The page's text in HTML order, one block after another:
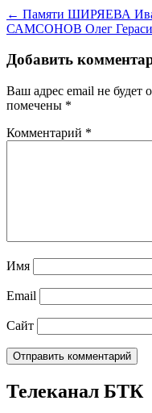
← Памяти ШИРЯЕВА
САМСОНОВ Олег
Добавить
Ваш адрес email не будет
помечены *
Комментарий *
Имя
Email
Сайт
Телеканал БТК